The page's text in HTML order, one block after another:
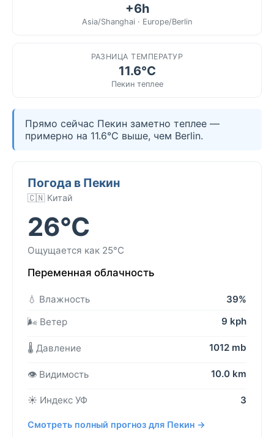
+6h
Asia/Shanghai · Europe/Berlin
РАЗНИЦА ТЕМПЕРАТУР
11.6°C
Пекин теплее
Прямо сейчас Пекин заметно теплее —
примерно на 11.6°C выше, чем Berlin.
Погода в Пекин
🇨🇳 Китай
26°C
Ощущается как 25°C
Переменная облачность
💧 Влажность
39%
🌬️ Ветер
9 kph
🌡️ Давление 1012 mb
👁️ Видимость 10.0 km
☀️ Индекс УФ 3
Смотреть полный прогноз для Пекин →